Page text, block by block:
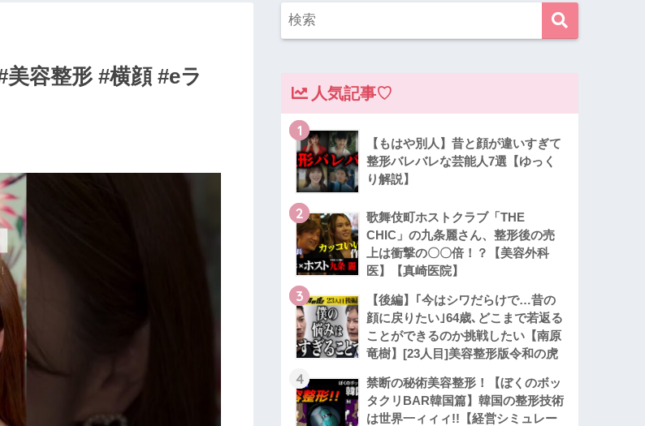
容整形 #横顔 #eラ
人気記事♡
1
【もはや別人】昔と顔が違いすぎて
整形バレバレな芸能人7選【ゆっく
り解説】
2
歌舞伎町ホストクラブ「THE
CHIC」の九条麗さん、整形後の売
上は衝撃の〇〇倍！？【美容外科
医】【真崎医院】
3
【後編】｢今はシワだらけで…昔の
顔に戻りたい｣64歳､どこまで若返る
ことができるのか挑戦したい【南原
竜樹】[23人目]美容整形版令和の虎
4
禁断の秘術美容整形！【ぼくのボッ
タクリBAR韓国篇】韓国の整形技術
は世界一ィィィ!!【経営シミュレー